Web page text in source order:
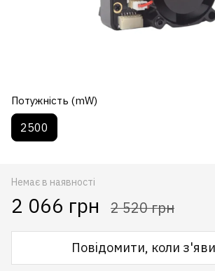
Потужність (mW)
2500
Немає в наявності
2 066 грн 2 520 грн
Повідомити, коли